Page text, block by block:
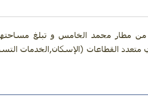
القطاعات (الإسكان,الخدمات